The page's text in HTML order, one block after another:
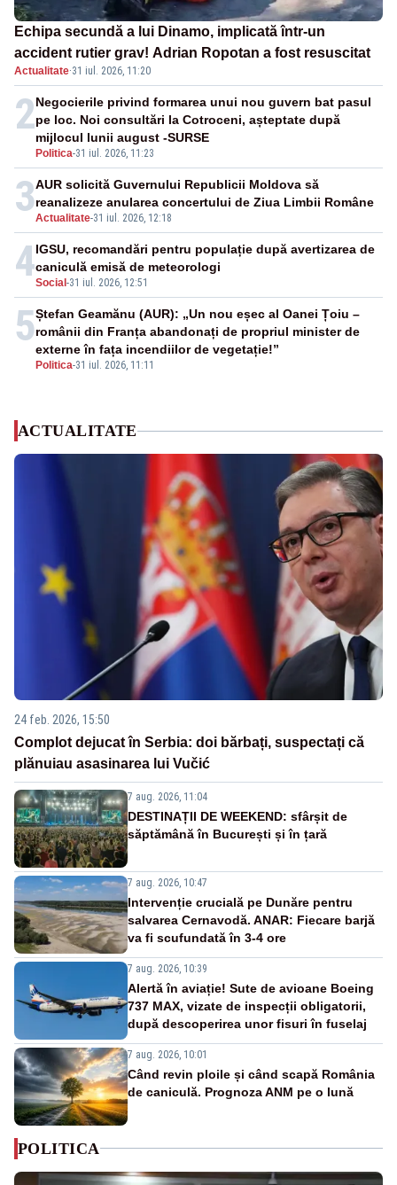
Echipa secundă a lui Dinamo, implicată într-un
accident rutier grav! Adrian Ropotan a fost resuscitat
Actualitate·31 iul. 2026, 11:20
2
Politica-31 iul. 2026, 11:23
Negocierile privind formarea unui nou guvern bat pasul
pe loc. Noi consultări la Cotroceni, așteptate după
mijlocul lunii august -SURSE
3Actualitate-31 iul. 2026, 12:18
AUR solicită Guvernului Republicii Moldova să
reanalizeze anularea concertului de Ziua Limbii Române
4Social -31 iul. 2026, 12:51
IGSU, recomandări pentru populație după avertizarea de
caniculă emisă de meteorologi
5
Politica-31 iul. 2026, 11:11
Ștefan Geamănu (AUR): „Un nou eșec al Oanei Țoiu –
românii din Franța abandonați de propriul minister de
externe în fața incendiilor de vegetație!”
ACTUALITATE
24 feb. 2026, 15:50
Complot dejucat în Serbia: doi bărbați, suspectați că
plănuiau asasinarea lui Vučić
7 aug. 2026, 11:04
DESTINAȚII DE WEEKEND: sfârșit de
săptămână în București și în țară
7 aug. 2026, 10:47
Intervenție crucială pe Dunăre pentru
salvarea Cernavodă. ANAR: Fiecare barjă
va fi scufundată în 3-4 ore
7 aug. 2026, 10:39
Alertă în aviație! Sute de avioane Boeing
737 MAX, vizate de inspecții obligatorii,
după descoperirea unor fisuri în fuselaj
7 aug. 2026, 10:01
Când revin ploile și când scapă România
de caniculă. Prognoza ANM pe o lună
POLITICA